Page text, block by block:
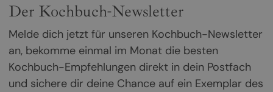
Der Kochbuch-Newsletter
Melde dich jetzt für unseren Kochbuch-Newsletter
an, bekomme einmal im Monat die besten
Kochbuch-Empfehlungen direkt in dein Postfach
und sichere dir deine Chance auf ein Exemplar des